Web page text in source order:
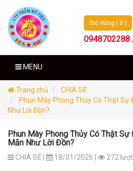
Giỏ Hàng ( 0 )
0948702288
MENU
Trang chủ
CHIA SẺ
Phun Mày Phong Thủy Có Thật Sự
Như Lời Đồn?
Phun Mày Phong Thủy Có Thật
Mắn Như Lời Đồn?
CHIA SẺ | 18/01/2026 | 272